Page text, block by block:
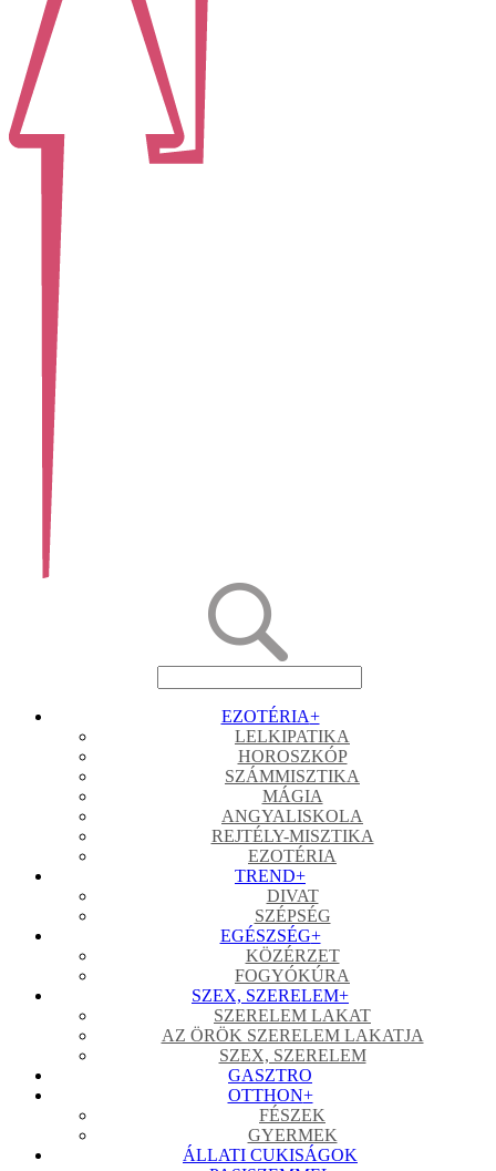
EZOTÉRIA+
LELKIPATIKA
HOROSZKÓP
SZÁMMISZTIKA
MÁGIA
ANGYALISKOLA
REJTÉLY-MISZTIKA
EZOTÉRIA
TREND+
DIVAT
SZÉPSÉG
EGÉSZSÉG+
KÖZÉRZET
FOGYÓKÚRA
SZEX, SZERELEM+
SZERELEM LAKAT
AZ ÖRÖK SZERELEM LAKATJA
SZEX, SZERELEM
GASZTRO
OTTHON+
FÉSZEK
GYERMEK
ÁLLATI CUKISÁGOK